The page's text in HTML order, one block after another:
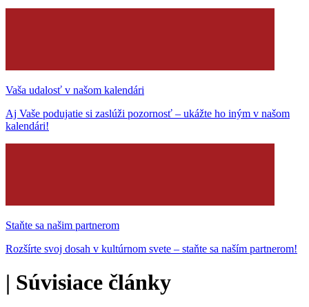
Vaša udalosť v našom kalendári
Aj Vaše podujatie si zaslúži pozornosť – ukážte ho iným v našom
kalendári!
Staňte sa našim partnerom
Rozšírte svoj dosah v kultúrnom svete – staňte sa naším partnerom!
| Súvisiace články